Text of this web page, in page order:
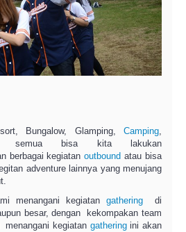
Bungalow, Glamping, Camping,
semua bisa kita lakukan
berbagai kegiatanoutbound atau bisa
adventure lainnya yang menujang
menangani kegiatan gatheringdi
besar, dengan kekompakan team
kegiatan gatheringini akan